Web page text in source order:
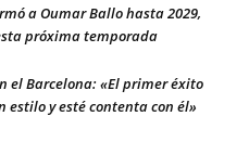
a Oumar Ballo hasta 2029,
próxima temporada
el Barcelona: «El primer éxito
estilo y esté contenta con él»